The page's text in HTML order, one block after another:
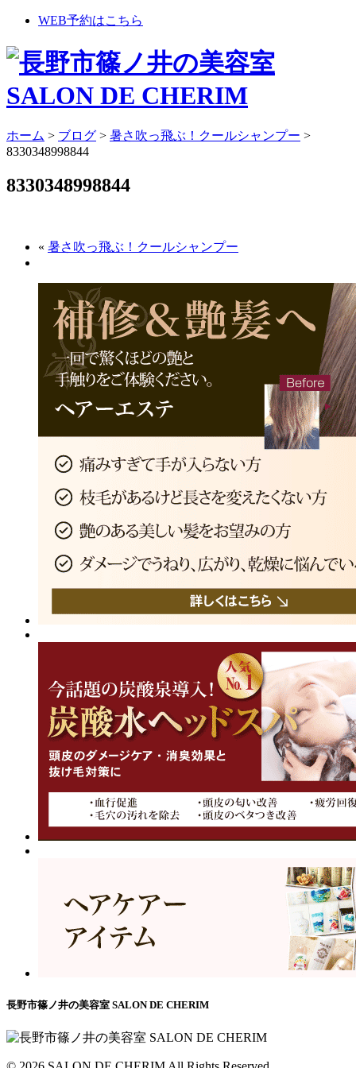
WEB予約はこちら
ホーム > ブログ > 暑さ吹っ飛ぶ！クールシャンプー >
8330348998844
8330348998844
« 暑さ吹っ飛ぶ！クールシャンプー
長野市篠ノ井の美容室 SALON DE CHERIM